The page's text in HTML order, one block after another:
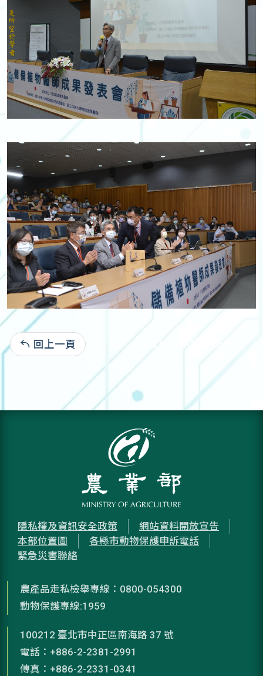
回上一頁 111-03-22:2,669
隱私權及資訊安全政策
網站資料開放宣告
本部位置圖
各縣市動物保護申訴電話
緊急災害聯絡
農產品走私檢舉專線：0800-054300
動物保護專線:1959
100212 臺北市中正區南海路 37 號
電話：+886-2-2381-2991
傳真：+886-2-2331-0341